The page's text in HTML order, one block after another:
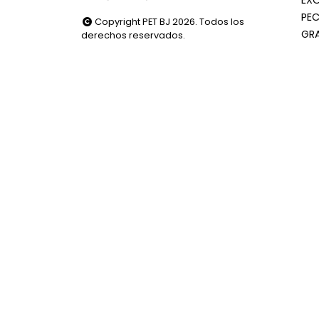
Copyright PET BJ 2026. Todos los
derechos reservados.